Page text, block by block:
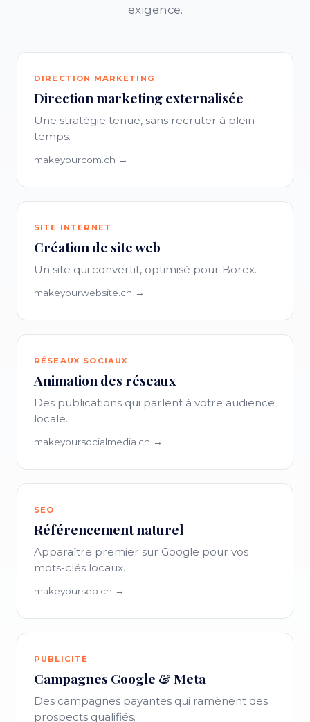
exigence.
DIRECTION MARKETING
Direction marketing externalisée
Une stratégie tenue, sans recruter à plein
temps.
makeyourcom.ch →
SITE INTERNET
Création de site web
Un site qui convertit, optimisé pour Borex.
makeyourwebsite.ch →
RÉSEAUX SOCIAUX
Animation des réseaux
Des publications qui parlent à votre audience
locale.
makeyoursocialmedia.ch →
SEO
Référencement naturel
Apparaître premier sur Google pour vos
mots-clés locaux.
makeyourseo.ch →
PUBLICITÉ
Campagnes Google & Meta
Des campagnes payantes qui ramènent des
prospects qualifiés.